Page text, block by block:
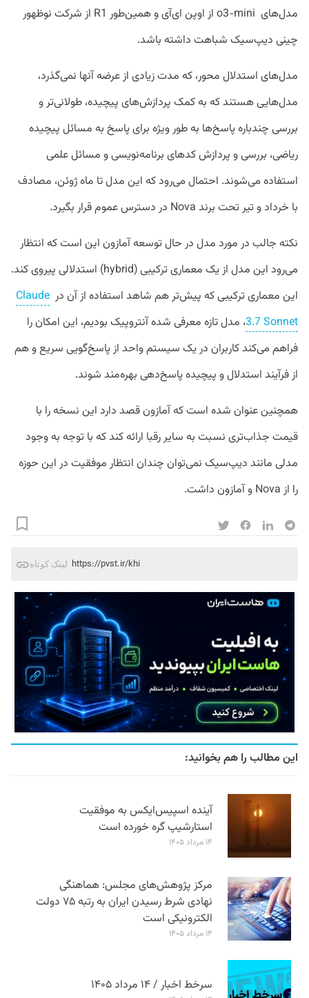
مدل‌های o3-mini از اوپن ای‌آی و همین‌طور R1 از شرکت نوظهور
چینی دیپ‌سیک شباهت داشته باشد.
مدل‌های استدلال محور، که مدت زیادی از عرضه آنها نمی‌گذرد،
مدل‌هایی هستند که به کمک پردازش‌های پیچیده، طولانی‌تر و
بررسی چندباره پاسخ‌‌ها به طور ویژه برای پاسخ به مسائل پیچیده
ریاضی، بررسی و پردازش کدهای برنامه‌نویسی و مسائل علمی
استفاده می‌شوند. احتمال می‌رود که این مدل تا ماه ژوئن، مصادف
با خرداد و تیر تحت برند Nova در دسترس عموم قرار بگیرد.
نکته جالب در مورد مدل در حال توسعه آمازون این است که انتظار
می‌رود این مدل از یک معماری ترکیبی (hybrid) استدلالی پیروی کند.
این معماری ترکیبی که پیش‌تر هم شاهد استفاده از آن در Claude
3.7 Sonnet، مدل تازه معرفی شده آنتروپیک بودیم، این امکان را
فراهم می‌کند کاربران در یک سیستم واحد از پاسخ‌گویی سریع و هم
از فرآیند استدلال و پیچیده‌ پاسخ‌دهی بهره‌مند شوند.
همچنین عنوان شده است که آمازون قصد دارد این نسخه‌ را با
قیمت جذاب‌تری نسبت به سایر رقبا ارائه کند که با توجه به وجود
مدلی مانند دیپ‌سیک نمی‌توان چندان انتظار موفقیت در این حوزه
را از Nova و آمازون داشت.
لینک کوتاه https://pvst.ir/khi
این مطالب را هم بخوانید:
آینده اسپیس‌ایکس به موفقیت
استارشیپ گره خورده است
۱۴ مرداد ۱۴۰۵
مرکز پژوهش‌های مجلس: هماهنگی
نهادی شرط رسیدن ایران به رتبه ۷۵ دولت
الکترونیکی است
۱۴ مرداد ۱۴۰۵
سرخط اخبار / ۱۴ مرداد ۱۴۰۵